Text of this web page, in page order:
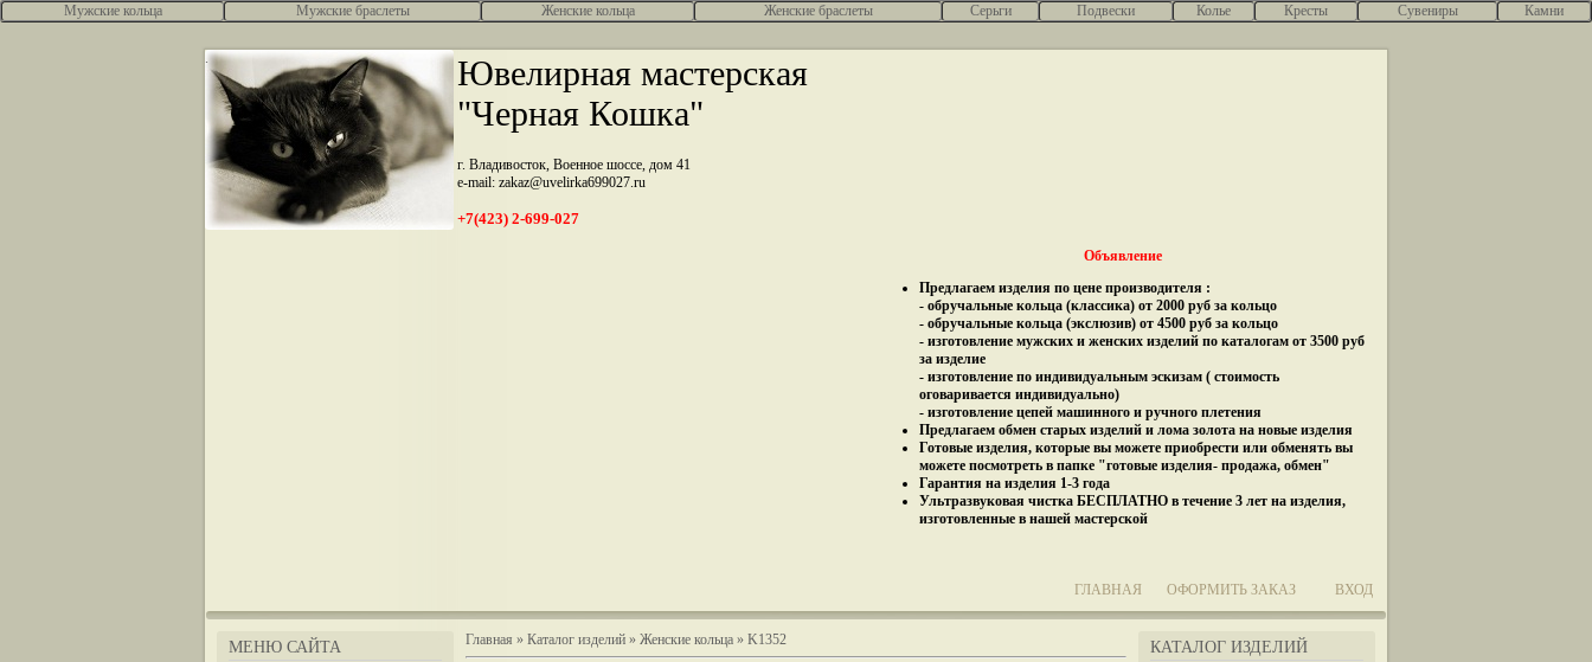
Мужские кольца Мужские браслеты Женcкие кольца Женские браслеты Серьги Подвески Колье Кресты Сувениры Камни
.
Ювелирная мастерская
"Черная Кошка"
г. Владивосток, Военное шоссе, дом 41
e-mail: zakaz@uvelirka699027.ru
+7(423) 2-699-027
Объявление
Предлагаем изделия по цене производителя :
- обручальные кольца (классика) от 2000 руб за кольцо
- обручальные кольца (экслюзив) от 4500 руб за кольцо
- изготовление мужских и женских изделий по каталогам от 3500 руб
за изделие
- изготовление по индивидуальным эскизам ( стоимость
оговаривается индивидуально)
- изготовление цепей машинного и ручного плетения
Предлагаем обмен старых изделий и лома золота на новые изделия
Готовые изделия, которые вы можете приобрести или обменять вы
можете посмотреть в папке "готовые изделия- продажа, обмен"
Гарантия на изделия 1-3 года
Ультразвуковая чистка БЕСПЛАТНО в течение 3 лет на изделия,
изготовленные в нашей мастерской
ГЛАВНАЯ ОФОРМИТЬ ЗАКАЗ ВХОД
МЕНЮ САЙТА КАТАЛОГ ИЗДЕЛИЙ
Главная » Каталог изделий » Женские кольца » K1352